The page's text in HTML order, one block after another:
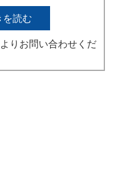
を読む
よりお問い合わせくだ